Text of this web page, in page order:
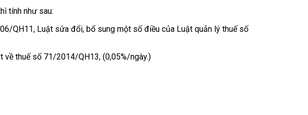
tính như sau:
QH11, Luật sửa đổi, bổ sung một số điều của Luật quản lý thuế số
thuế số 71/2014/QH13, (0,05%/ngày.)